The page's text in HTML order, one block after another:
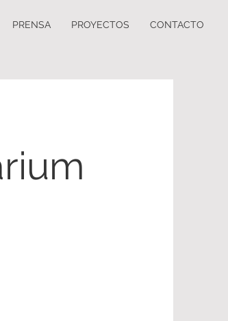
PRENSA PROYECTOS CONTACTO